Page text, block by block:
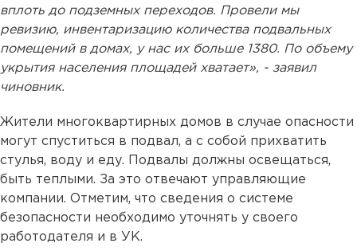
вплоть до подземных переходов. Провели мы
ревизию, инвентаризацию количества подвальных
помещений в домах, у нас их больше 1380. По объему
укрытия населения площадей хватает», - заявил
чиновник.
Жители многоквартирных домов в случае опасности
могут спуститься в подвал, а с собой прихватить
стулья, воду и еду. Подвалы должны освещаться,
быть теплыми. За это отвечают управляющие
компании. Отметим, что сведения о системе
безопасности необходимо уточнять у своего
работодателя и в УК.